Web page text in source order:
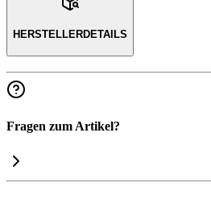
HERSTELLERDETAILS
Fragen zum Artikel?